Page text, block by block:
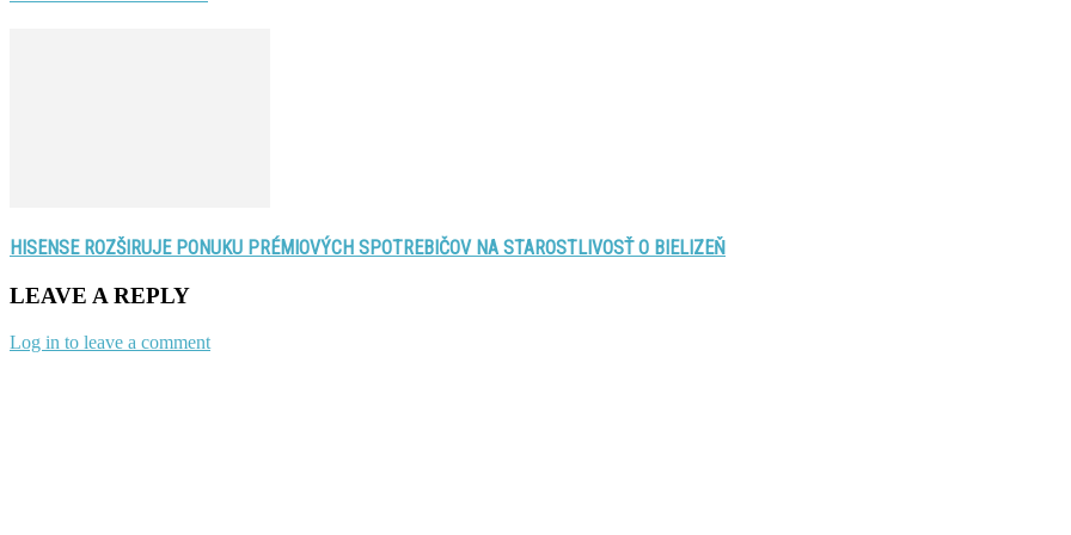
HISENSE ROZŠIRUJE PONUKU PRÉMIOVÝCH SPOTREBIČOV NA STAROSTLIVOSŤ O BIELIZEŇ
LEAVE A REPLY
Log in to leave a comment